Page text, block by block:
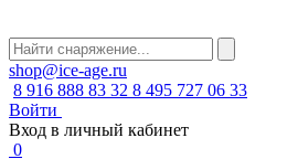
shop@ice-age.ru
8 916 888 83 32 8 495 727 06 33
Войти
Вход в личный кабинет
0